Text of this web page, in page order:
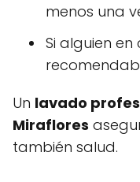
menos una
Si alguien
Un lavado
Miraflores
también salud.